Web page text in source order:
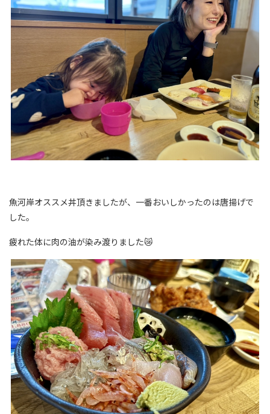
魚河岸オススメ丼頂きましたが、一番おいしかったのは唐揚げで
した。
疲れた体に肉の油が染み渡りました😿